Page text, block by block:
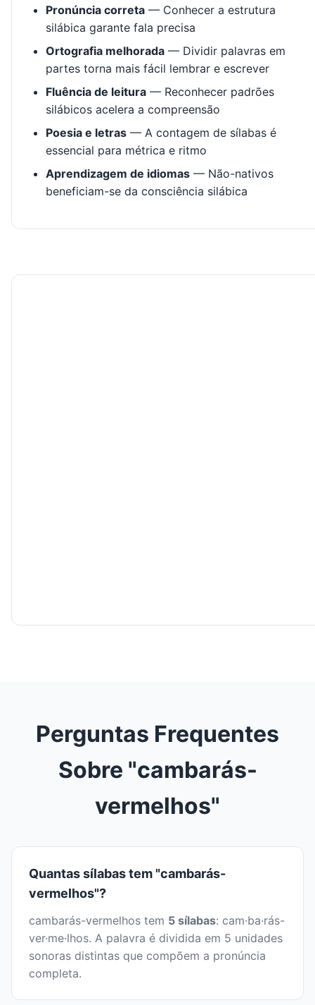
Pronúncia correta — Conhecer a estrutura
silábica garante fala precisa
Ortografia melhorada — Dividir palavras em
partes torna mais fácil lembrar e escrever
Fluência de leitura — Reconhecer padrões
silábicos acelera a compreensão
Poesia e letras — A contagem de sílabas é
essencial para métrica e ritmo
Aprendizagem de idiomas — Não-nativos
beneficiam-se da consciência silábica
Perguntas Frequentes
Sobre "cambarás-
vermelhos"
Quantas sílabas tem "cambarás-
vermelhos"?
cambarás-vermelhos tem 5 sílabas: cam·ba·rás-
ver·me·lhos. A palavra é dividida em 5 unidades
sonoras distintas que compõem a pronúncia
completa.